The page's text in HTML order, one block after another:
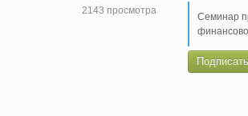
2143 просмотра
Семинар